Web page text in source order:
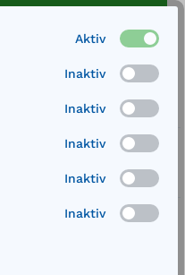
Aktiv
Inaktiv
Inaktiv
Inaktiv
Inaktiv
Inaktiv